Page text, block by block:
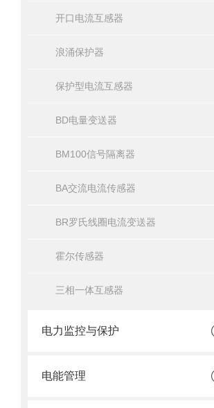
开口电流互感器
浪涌保护器
保护型电流互感器
BD电量变送器
BM100信号隔离器
BA交流电流传感器
BR罗氏线圈电流变送器
霍尔传感器
三相一体互感器
电力监控与保护
电能管理